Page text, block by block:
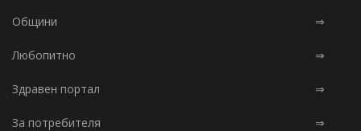
Общини ⇒
Любопитно ⇒
Здравен портал ⇒
За потребителя ⇒